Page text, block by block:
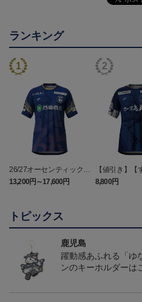
ランキング
26/27オーセンティックユ
ニフォーム（FP1st）
13,200円～17,600円
【値引き】【
け】2025オー
クユニフォー
8,800円
トピックス
鹿児島
躍動感あふれる「ゆ
ンのキーホルダーは